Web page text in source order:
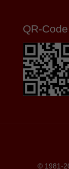
QR-Code
© 1981-